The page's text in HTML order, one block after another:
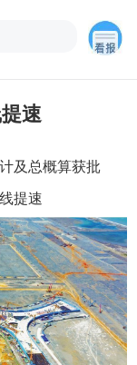
速
及总概算获批
提速